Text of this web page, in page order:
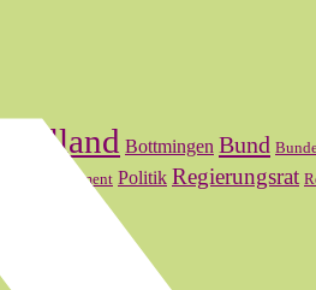
Baselland Bottmingen Bund
Parlament Politik Regierungsrat